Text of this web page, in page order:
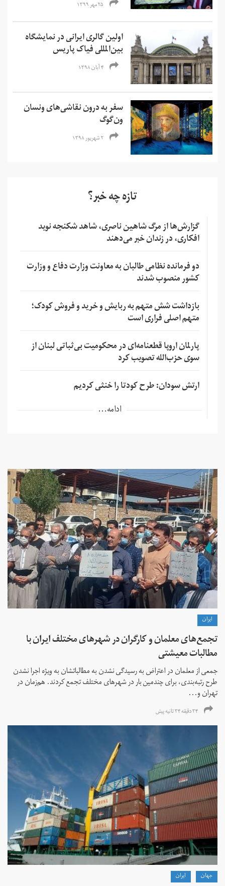
۲۵ مهر ۱۳۹۹
اولین گالری ایرانی در نمایشگاه
بین‌المللی فیاک پاریس
۴ آبان ۱۳۹۸
سفر به درون نقاشی‌های ونسان
ون‌گوگ
۲ شهریور ۱۳۹۸
تازه چه خبر؟
گزارش‌ها از مرگ شاهین ناصری، شاهد شکنجه نوید
افکاری، در زندان خبر می‌دهند
دو فرمانده نظامی طالبان به معاونت وزارت دفاع و وزارت
کشور منصوب شدند
بازداشت شش متهم به ربایش و خرید و فروش کودک؛
متهم اصلی فراری است
پارلمان اروپا قطعنامه‌ای در محکومیت بی‌ثباتی لبنان از
سوی حزب‌الله تصویب کرد
ارتش سودان: طرح کودتا را خنثی کردیم
ادامه...
ايران
تجمع‌های معلمان و کارگران در شهرهای مختلف ایران با
مطالبات معیشتی
جمعی از معلمان در اعتراض به رسیدگی نشدن به مطالباتشان به ویژه اجرا نشدن
طرح رتبه‌بندی، برای چندمین بار در شهرهای مختلف تجمع کردند. هم‌زمان در
تهران و...
۳۴ دقیقه ۳۴ ثانیه پیش
جهان ايران